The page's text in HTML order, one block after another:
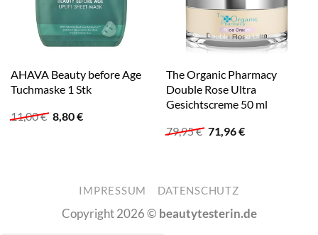
AHAVA Beauty before Age
Tuchmaske 1 Stk
11,00€ Ursprünglicher
Preis
8,80€Aktueller
The Organic Pharmacy
Double Rose Ultra
Gesichtscreme 50 ml
79,95€ Ursprünglicher
Preis
71,96€Aktueller
IMPRESSUM DATENSCHUTZ
Copyright 2026 © beautytesterin.de